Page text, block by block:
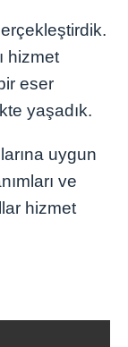
hizmet
eser
yaşadık.
uygun
ve
hizmet